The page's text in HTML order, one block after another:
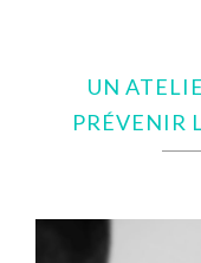
UN
PRÉVENIR